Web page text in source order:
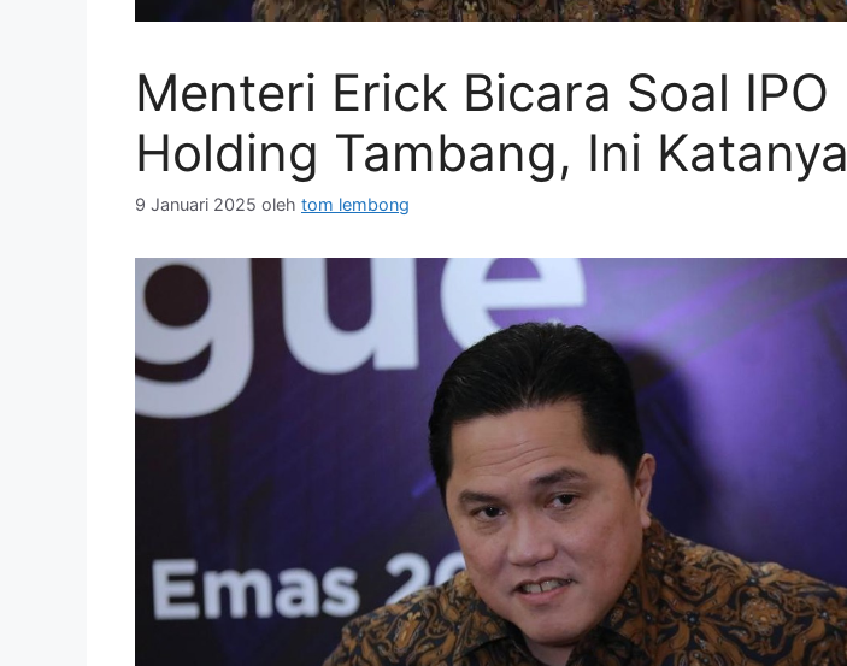
Menteri Erick Bicara Soal IPO
Holding Tambang, Ini Katanya
9 Januari 2025 oleh tom lembong